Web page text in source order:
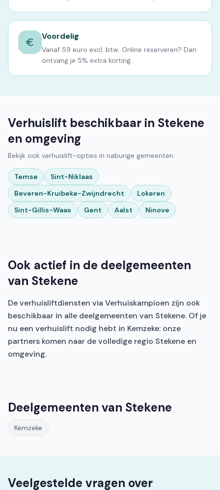
Voordelig
Vanaf 59 euro excl. btw. Online reserveren? Dan
ontvang je 5% extra korting.
Verhuislift beschikbaar in Stekene
en omgeving
Bekijk ook verhuislift-opties in naburige gemeenten.
Temse
Sint-Niklaas
Beveren-Kruibeke-Zwijndrecht
Lokeren
Sint-Gillis-Waas
Gent Aalst Ninove
Ook actief in de deelgemeenten
van Stekene
De verhuisliftdiensten via Verhuiskampioen zijn ook
beschikbaar in alle deelgemeenten van Stekene. Of je
nu een verhuislift nodig hebt in Kemzeke: onze
partners komen naar de volledige regio Stekene en
omgeving.
Deelgemeenten van Stekene
Kemzeke
Veelgestelde vragen over